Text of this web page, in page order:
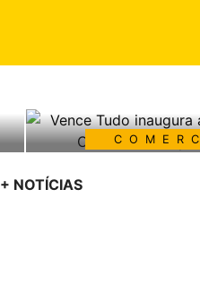
moderna Central
+ NOTÍCIAS